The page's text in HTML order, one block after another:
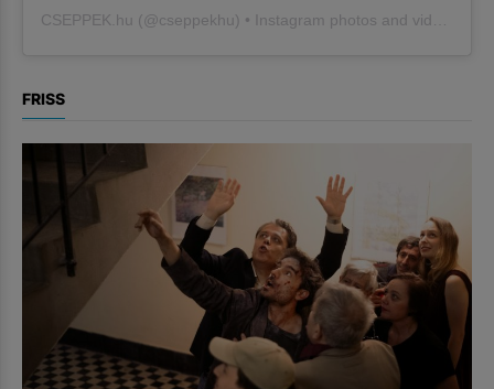
CSEPPEK.hu (@cseppekhu ) • Instagram photos and videos
FRISS